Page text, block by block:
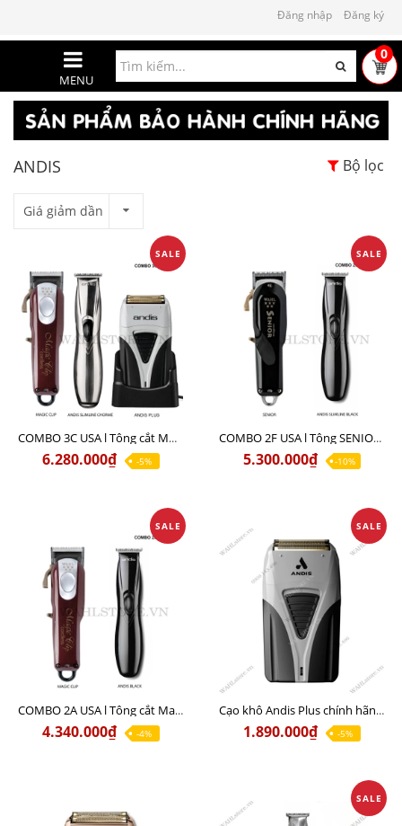
Đăng nhập Đăng ký
MENU
0
ANDIS Bộ lọc
Giá giảm dần
SALE
COMBO 3C USA l Tông cắt MAGIC CLIP + Tông viền ANDIS SLIMLINE CHORME + cạo khô ANDIS PLUS
6.280.000₫ -5%
SALE
COMBO 2F USA l Tông SENIOR + Viền ANDIS SLIMLINE BLACK
5.300.000₫ -10%
SALE
COMBO 2A USA l Tông cắt Magic clip red + Tông viền Andis slimline black
4.340.000₫ -4%
SALE
Cạo khô Andis Plus chính hãng USA Bản Pro có đế sạc 110v lẫn 220v
1.890.000₫ -5%
SALE